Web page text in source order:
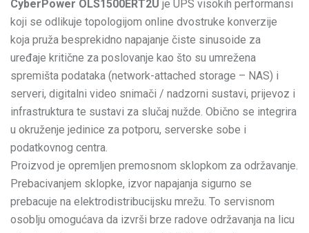
CyberPower OLS1500ERT2U je UPS visokih performansi
koji se odlikuje topologijom online dvostruke konverzije
koja pruža besprekidno napajanje čiste sinusoide za
uređaje kritične za poslovanje kao što su umrežena
spremišta podataka (network-attached storage – NAS) i
serveri, digitalni video snimači / nadzorni sustavi, prijevoz i
infrastruktura te sustavi za slučaj nužde. Obično se integrira
u okruženje jedinice za potporu, serverske sobe i
podatkovnog centra.
Proizvod je opremljen premosnom sklopkom za održavanje.
Prebacivanjem sklopke, izvor napajanja sigurno se
prebacuje na elektrodistribucijsku mrežu. To servisnom
osoblju omogućava da izvrši brze radove održavanja na licu